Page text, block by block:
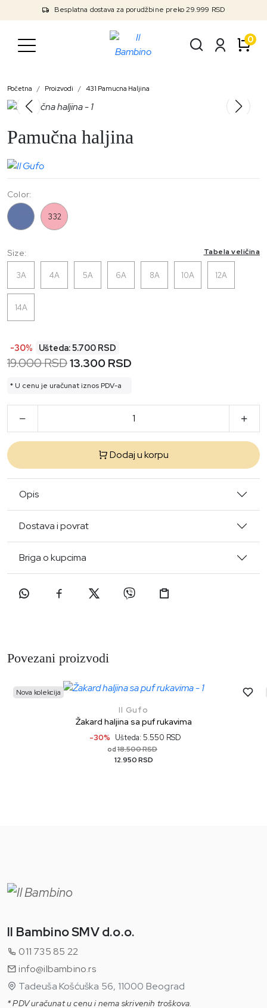
Besplatna dostava za porudžbine preko 29.999 RSD
0
Početna Proizvodi 431 Pamucna Haljina
Pamučna haljina
Size: Tabela veličina
3A 4A 5A 6A 8A 10A 12A
14A
Color:
332
-30% Ušteda: 5.700 RSD
19.000 RSD13.300 RSD
* U cenu je uračunat iznos PDV-a
Dodaj u korpu
Opis
Dostava i povrat
Briga o kupcima
Povezani proizvodi
Nova kolekcija
Il Gufo
Žakard haljina sa puf rukavima
-30% Ušteda: 5.550 RSD
od 18.500 RSD
12.950 RSD
Il Bambino SMV d.o.o.
011 735 85 22
info@ilbambino.rs
Tadeuša Košćuška 56, 11000 Beograd
* PDV uračunat u cenu i nema skrivenih troškova.